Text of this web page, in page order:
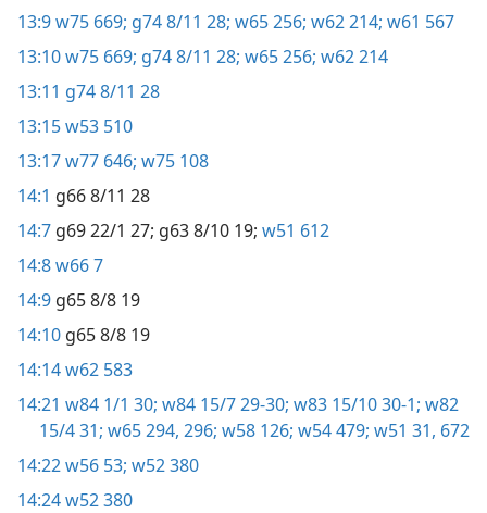
13:9w75 669; g74 8/11 28; w65 256; w62 214; w61 567
13:10w75 669; g74 8/11 28; w65 256; w62 214
13:11 g74 8/11 28
13:15w53 510
13:17w77 646; w75 108
14:1 g66 8/11 28
14:7 g69 22/1 27; g63 8/10 19; w51 612
14:8w66 7
14:9 g65 8/8 19
14:10 g65 8/8 19
14:14w62 583
14:21 w84 1/1 30; w84 15/7 29-30; w83 15/10 30-1; w82
15/4 31; w65 294, 296; w58 126; w54 479; w51 31, 672
14:22w56 53; w52 380
14:24w52 380